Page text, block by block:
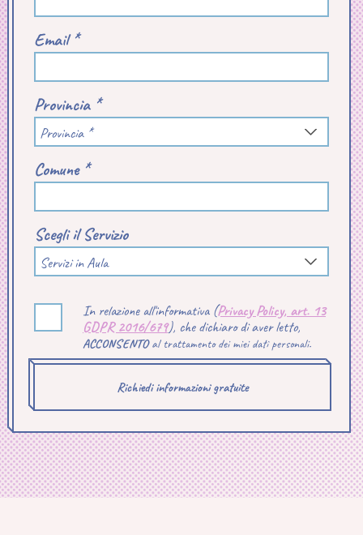
Email *
Provincia *
Provincia *
Comune *
Scegli il Servizio
Servizi in Aula
In relazione all'informativa (Privacy Policy, art. 13
GDPR 2016/679), che dichiaro di aver letto,
ACCONSENTOal trattamento dei miei dati personali.